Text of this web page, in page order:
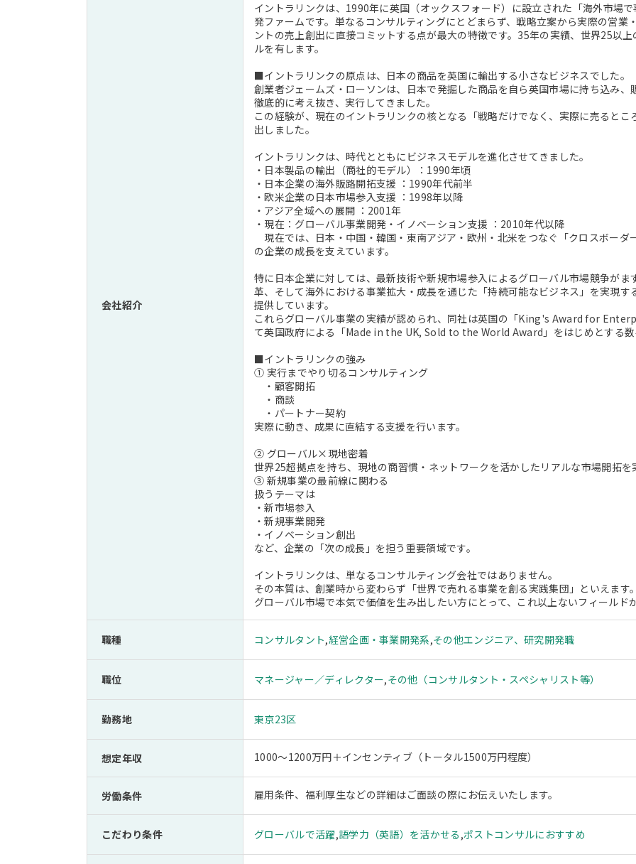
会社紹介
イントラリンクは、1990年に英国（オックスフォード）に設立された「海外市場
発ファームです。単なるコンサルティングにとどまらず、戦略立案から実際の営
ントの売上創出に直接コミットする点が最大の特徴です。35年の実績、世界25以
ルを有します。
■イントラリンクの原点は、日本の商品を英国に輸出する小さなビジネスでした。
創業者ジェームズ・ローソンは、日本で発掘した商品を自ら英国市場に持ち込み
徹底的に考え抜き、実行してきました。
この経験が、現在のイントラリンクの核となる「戦略だけでなく、実際に売ると
出しました。
イントラリンクは、時代とともにビジネスモデルを進化させてきました。
・日本製品の輸出（商社的モデル）：1990年頃
・日本企業の海外販路開拓支援 ：1990年代前半
・欧米企業の日本市場参入支援 ：1998年以降
・アジア全域への展開 ：2001年
・現在：グローバル事業開発・イノベーション支援 ：2010年代以降
現在では、日本・中国・韓国・東南アジア・欧州・北米をつなぐ「クロスボーダ
の企業の成長を支えています。
特に日本企業に対しては、最新技術や新規市場参入によるグローバル市場競争が
革、そして海外における事業拡大・成長を通じた「持続可能なビジネス」を実現
提供しています。
これらグローバル事業の実績が認められ、同社は英国の「King's Award for
て英国政府による「Made in the UK, Sold to the World Award」をはじめとする数
■イントラリンクの強み
① 実行までやり切るコンサルティング
・顧客開拓
・商談
・パートナー契約
実際に動き、成果に直結する支援を行います。
② グローバル×現地密着
世界25超拠点を持ち、現地の商習慣・ネットワークを活かしたリアルな市場開拓を
③ 新規事業の最前線に関わる
扱うテーマは
・新市場参入
・新規事業開発
・イノベーション創出
など、企業の「次の成長」を担う重要領域です。
イントラリンクは、単なるコンサルティング会社ではありません。
その本質は、創業時から変わらず「世界で売れる事業を創る実践集団」といえます。
グローバル市場で本気で価値を生み出したい方にとって、これ以上ないフィールドが
職種 コンサルタント,経営企画・事業開発系,その他エンジニア、研究開発職
職位 マネージャー／ディレクター,その他（コンサルタント・スペシャリスト等）
勤務地 東京23区
想定年収 1000～1200万円＋インセンティブ（トータル1500万円程度）
労働条件 雇用条件、福利厚生などの詳細はご面談の際にお伝えいたします。
こだわり条件 グローバルで活躍,語学力（英語）を活かせる ,ポストコンサルにおすすめ